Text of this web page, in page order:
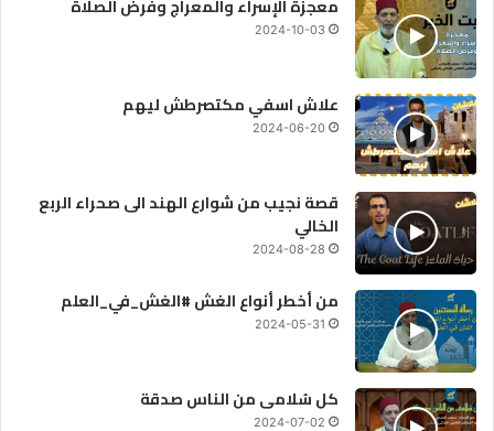
معجزة الإسراء والمعراج وفرض الصلاة
2024-10-03
علاش اسفي مكتصرطش ليهم
2024-06-20
قصة نجيب من شوارع الهند الى صحراء الربع
الخالي
2024-08-28
من أخطر أنواع الغش #الغش_في_العلم
2024-05-31
كل سُلامى من الناس صدقة
2024-07-02